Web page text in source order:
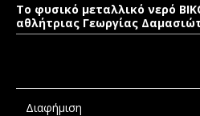
Το φυσικό μεταλλικό νερό
αθλήτριας Γεωργίας
Διαφήμιση